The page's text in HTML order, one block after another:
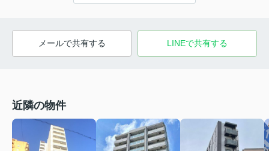
メールで共有する LINEで共有する
近隣の物件